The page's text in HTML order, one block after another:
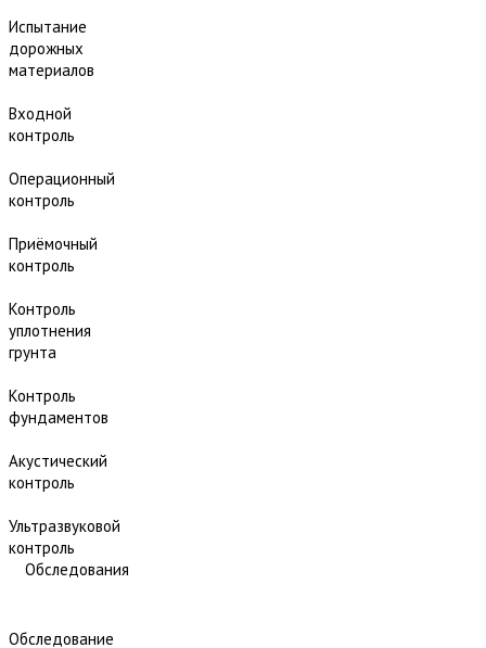
Испытание
дорожных
материалов
Входной
контроль
Операционный
контроль
Приёмочный
контроль
Контроль
уплотнения
грунта
Контроль
фундаментов
Акустический
контроль
Ультразвуковой
контроль
Обследования
Обследование